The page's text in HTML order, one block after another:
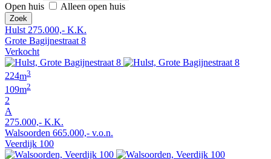
Open huis
Alleen open huis
Hulst 275.000,- K.K.
Grote Bagijnestraat 8
Verkocht
224m3
109m2
2
A
275.000,- K.K.
Walsoorden 665.000,- v.o.n.
Veerdijk 100